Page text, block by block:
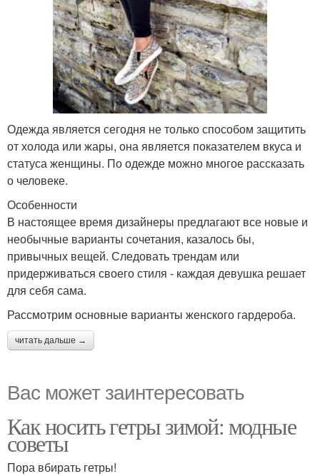
Одежда является сегодня не только способом защитить
от холода или жары, она является показателем вкуса и
статуса женщины. По одежде можно многое рассказать
о человеке.
Особенности
В настоящее время дизайнеры предлагают все новые и
необычные варианты сочетания, казалось бы,
привычных вещей. Следовать трендам или
придерживаться своего стиля - каждая девушка решает
для себя сама.
Рассмотрим основные варианты женского гардероба.
читать дальше →
Вас может заинтересовать
Как носить гетры зимой: модные
советы
Пора вбирать гетры!